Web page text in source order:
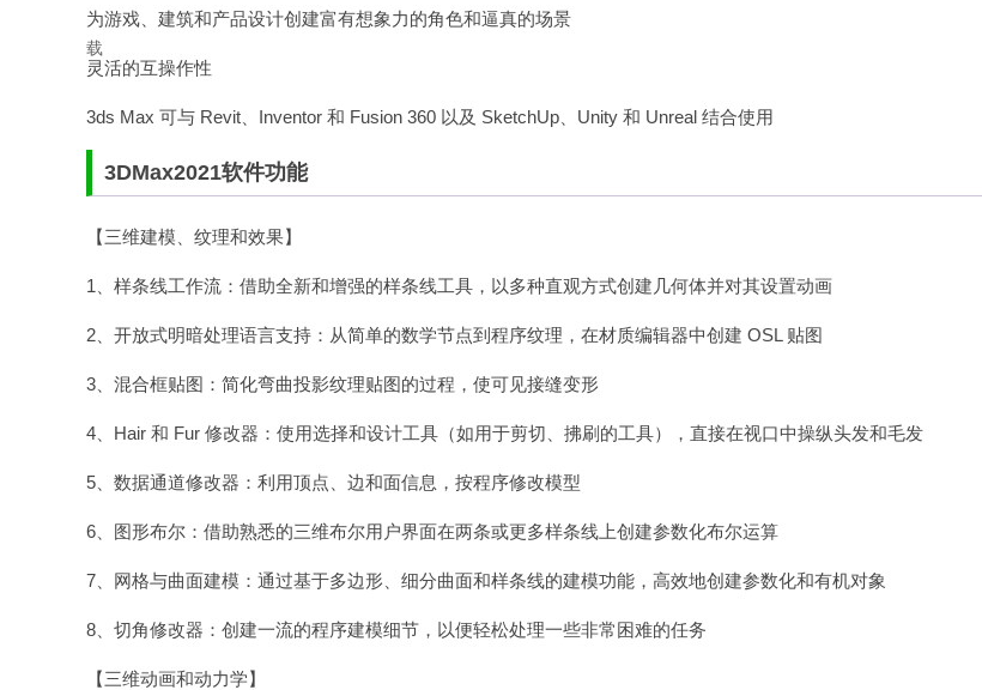
为游戏、建筑和产品设计创建富有想象力的角色和逼真的场景
灵活的互操作性
3ds Max 可与 Revit、Inventor 和 Fusion 360 以及 SketchUp、Unity 和 Unreal 结合使用
3DMax2021软件功能
【三维建模、纹理和效果】
1、样条线工作流：借助全新和增强的样条线工具，以多种直观方式创建几何体并对其设置动画
2、开放式明暗处理语言支持：从简单的数学节点到程序纹理，在材质编辑器中创建 OSL 贴图
3、混合框贴图：简化弯曲投影纹理贴图的过程，使可见接缝变形
4、Hair 和 Fur 修改器：使用选择和设计工具（如用于剪切、拂刷的工具），直接在视口中操纵头发和毛发
5、数据通道修改器：利用顶点、边和面信息，按程序修改模型
6、图形布尔：借助熟悉的三维布尔用户界面在两条或更多样条线上创建参数化布尔运算
7、网格与曲面建模：通过基于多边形、细分曲面和样条线的建模功能，高效地创建参数化和有机对象
8、切角修改器：创建一流的程序建模细节，以便轻松处理一些非常困难的任务
【三维动画和动力学】